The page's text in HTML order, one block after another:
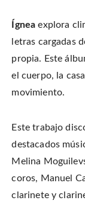
Ígnea explora
letras cargadas
propia. Este
el cuerpo, la
movimiento.
Este trabajo
destacados
Melina
coros, Manuel
clarinete y